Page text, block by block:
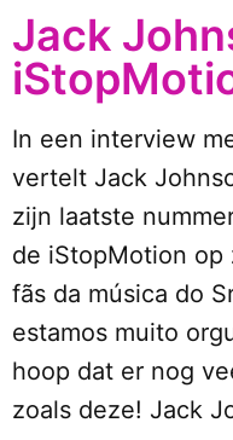
Jack
In een interview
vertelt Jack
zijn laatste
de iStopMotion op
fãs da música do
estamos muito
hoop dat er nog
zoals deze! Jack